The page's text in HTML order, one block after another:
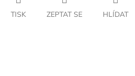
TISK ZEPTAT SE HLÍDAT